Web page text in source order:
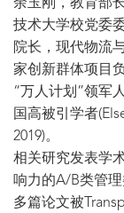
余玉刚，教育部
技术大学校党委
院长，现代物流
家创新群体项目
“万人计划”领军
国高被引学者
2019)。
相关研究发表学
响力的A/B类管
多篇论文被